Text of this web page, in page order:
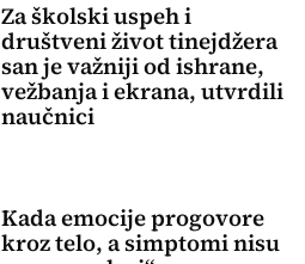
Za školski uspeh i
društveni život tinejdžera
san je važniji od ishrane,
vežbanja i ekrana, utvrdili
naučnici
Kada emocije progovore
kroz telo, a simptomi nisu